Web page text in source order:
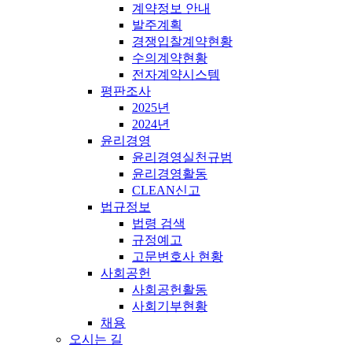
계약정보 안내
발주계획
경쟁입찰계약현황
수의계약현황
전자계약시스템
평판조사
2025년
2024년
윤리경영
윤리경영실천규범
윤리경영활동
CLEAN신고
법규정보
법령 검색
규정예고
고문변호사 현황
사회공헌
사회공헌활동
사회기부현황
채용
오시는 길